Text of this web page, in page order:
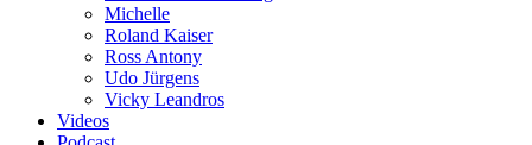
Michelle
Roland Kaiser
Ross Antony
Udo Jürgens
Vicky Leandros
Videos